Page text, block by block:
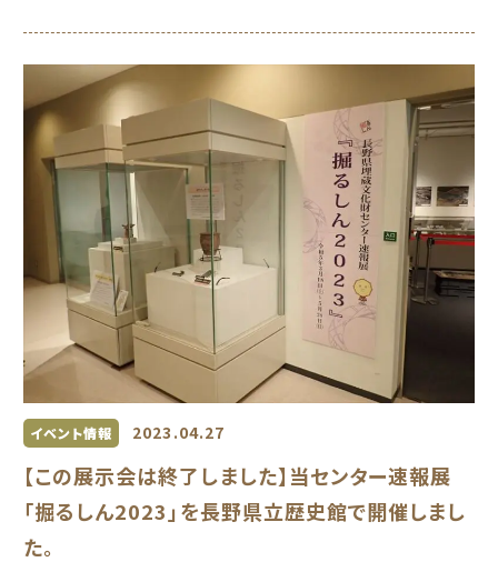
イベント情報 2023.04.27
【この展示会は終了しました】当センター速報展
「掘るしん2023」を長野県立歴史館で開催しまし
た。